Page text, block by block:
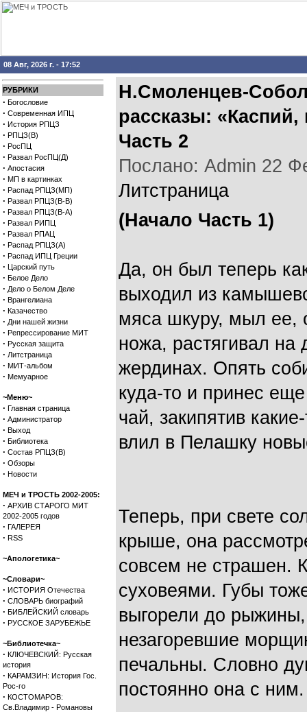
08 Авг, 2026 г. - 17:52
РУБРИКИ
· Богословие
· Современная ИПЦ
· История РПЦЗ
· РПЦЗ(В)
· РосПЦ
· Развал РосПЦ(Д)
· Апостасия
· МП в картинках
· Распад РПЦЗ(МП)
· Развал РПЦЗ(В-В)
· Развал РПЦЗ(В-А)
· Развал РИПЦ
· Развал РПАЦ
· Распад РПЦЗ(А)
· Распад ИПЦ Греции
· Царский путь
· Белое Дело
· Дело о Белом Деле
· Врангелиана
· Казачество
· Дни нашей жизни
· Репрессирование МИТ
· Русская защита
· Литстраница
· МИТ-альбом
· Мемуарное
~Меню~
· Главная страница
· Администратор
· Выход
· Библиотека
· Состав РПЦЗ(В)
· Обзоры
· Новости
МЕЧ и ТРОСТЬ 2002-2005:
· АРХИВ СТАРОГО МИТ
2002-2005 годов
· ГАЛЕРЕЯ
· RSS
~Апологетика~
~Словари~
· ИСТОРИЯ Отечества
· СЛОВАРЬ биографий
· БИБЛЕЙСКИЙ словарь
· РУССКОЕ ЗАРУБЕЖЬЕ
~Библиотечка~
· КЛЮЧЕВСКИЙ: Русская
история
· КАРАМЗИН: История Гос.
Рос-го
· КОСТОМАРОВ:
Св.Владимир - Романовы
Н.Смоленцев-
рассказы:
Часть 2
Послано: Admin 22
Литстраница
(Начало Часть 1)
Да, он был теперь
выходил из
мяса шкуру, мыл ее,
ножа, растягивал на
жердинах. Опять
куда-то и принес
чай, закипятив
влил в Пелашку
Теперь, при свете
крыше, она
совсем не страшен.
суховеями. Губы
выгорели до
незагоревшие
печальны. Словно
постоянно она с ним.